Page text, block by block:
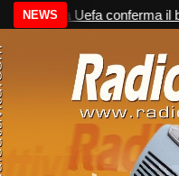
contenuto
La Uefa conferma il